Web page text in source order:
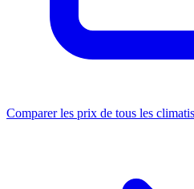
Comparer les prix de tous les